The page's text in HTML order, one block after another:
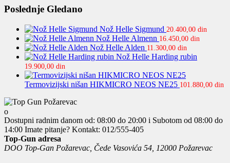
Poslednje Gledano
Nož Helle Sigmund 20.400,00 din
Nož Helle Almenn 16.450,00 din
Nož Helle Alden 11.300,00 din
Nož Helle Harding rubin
19.900,00 din
Termovizijski nišan HIKMICRO NEOS NE25 101.880,00 din
Dostupni radnim danom od: 08:00 do 20:00 i Subotom od 08:00 do
14:00 Imate pitanje? Kontakt: 012/555-405
Top-Gun adresa
DOO Top-Gan Požarevac, Čede Vasovića 54, 12000 Požarevac